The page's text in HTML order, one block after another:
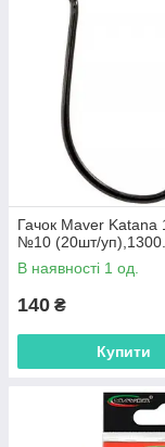
Гачок Maver Katana
№10 (20шт/
В наявності 1 од.
140 ₴
Купити